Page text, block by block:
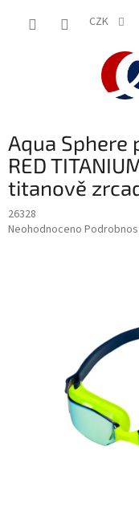
CZK
Aqua Sphere
RED
titanově
26328
Průměrné
Neohodnoceno
shop.etriatlon.cz